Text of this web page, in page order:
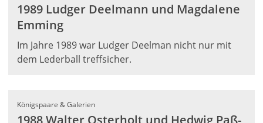
1989 Ludger Deelmann und Magdalene
Emming
Im Jahre 1989 war Ludger Deelman nicht nur mit
dem Lederball treffsicher.
Königspaare & Galerien